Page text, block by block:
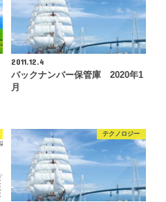
2011.12.4
バックナンバー保管庫 2020年1
月
テクノロジー